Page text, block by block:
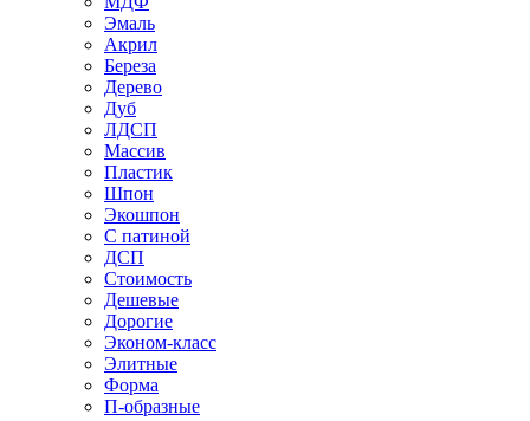
Эмаль
Акрил
Береза
Дерево
Дуб
ЛДСП
Массив
Пластик
Шпон
Экошпон
С патиной
ДСП
Стоимость
Дешевые
Дорогие
Эконом-класс
Элитные
Форма
П-образные